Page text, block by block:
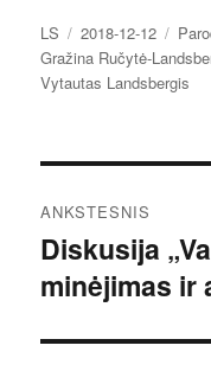
Autorius
LS Paskelbta
2018-12-12
Gražina Ručytė-
Vytautas Landsbergis
tarp
įrašų
ANKSTESNIS
Ankstesnis
įrašas:
Diskusija
minėjimas ir